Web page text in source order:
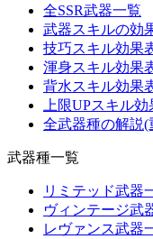
全SSR武器一覧
武器スキルの効
技巧スキル効果
渾身スキル効果
背水スキル効果
上限UPスキル
全武器種の解説(
武器種一覧
リミテッド武器
ヴィンテージ武
レヴァンス武器